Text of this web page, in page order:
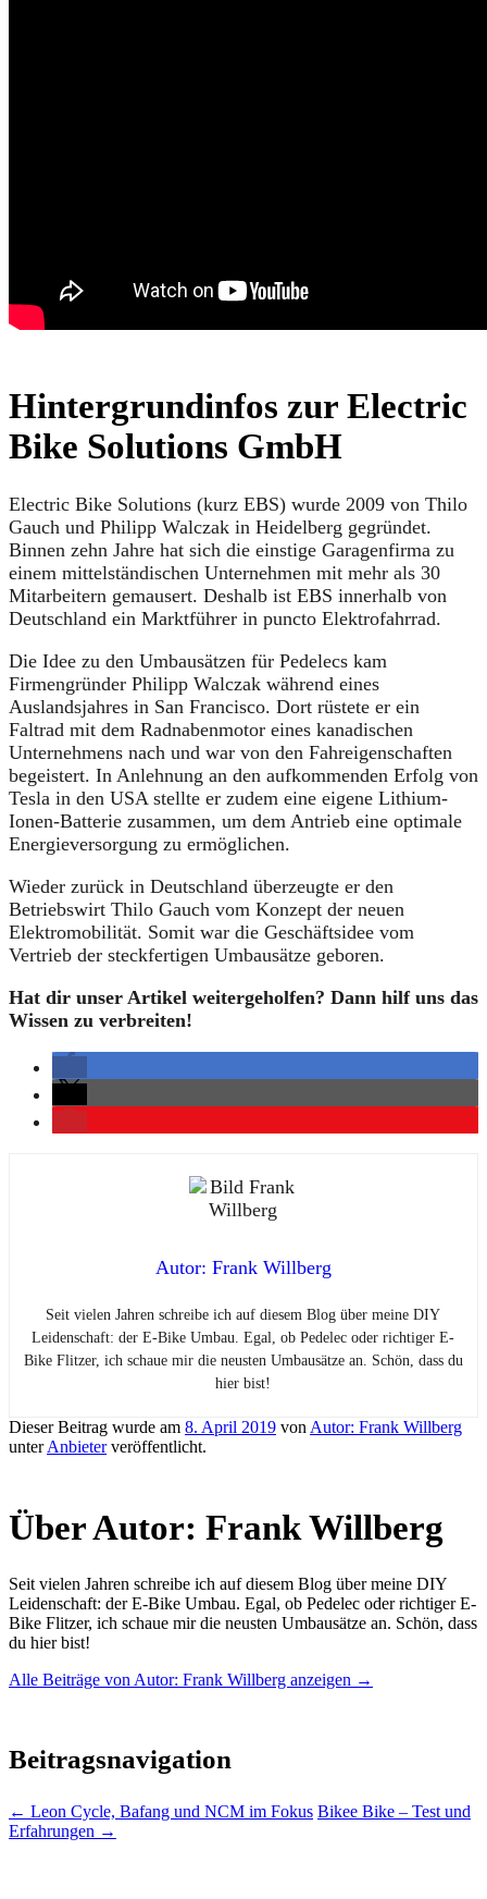
Hintergrundinfos zur Electric
Bike Solutions GmbH
Electric Bike Solutions (kurz EBS) wurde 2009 von Thilo
Gauch und Philipp Walczak in Heidelberg gegründet.
Binnen zehn Jahre hat sich die einstige Garagenfirma zu
einem mittelständischen Unternehmen mit mehr als 30
Mitarbeitern gemausert. Deshalb ist EBS innerhalb von
Deutschland ein Marktführer in puncto Elektrofahrrad.
Die Idee zu den Umbausätzen für Pedelecs kam
Firmengründer Philipp Walczak während eines
Auslandsjahres in San Francisco. Dort rüstete er ein
Faltrad mit dem Radnabenmotor eines kanadischen
Unternehmens nach und war von den Fahreigenschaften
begeistert. In Anlehnung an den aufkommenden Erfolg von
Tesla in den USA stellte er zudem eine eigene Lithium-
Ionen-Batterie zusammen, um dem Antrieb eine optimale
Energieversorgung zu ermöglichen.
Wieder zurück in Deutschland überzeugte er den
Betriebswirt Thilo Gauch vom Konzept der neuen
Elektromobilität. Somit war die Geschäftsidee vom
Vertrieb der steckfertigen Umbausätze geboren.
Hat dir unser Artikel weitergeholfen? Dann hilf uns das
Wissen zu verbreiten!
Autor: Frank Willberg
Seit vielen Jahren schreibe ich auf diesem Blog über meine DIY
Leidenschaft: der E-Bike Umbau. Egal, ob Pedelec oder richtiger E-
Bike Flitzer, ich schaue mir die neusten Umbausätze an. Schön, dass du
hier bist!
Dieser Beitrag wurde am 8. April 2019 von Autor: Frank Willberg
unterAnbieterveröffentlicht.
Über Autor: Frank Willberg
Seit vielen Jahren schreibe ich auf diesem Blog über meine DIY
Leidenschaft: der E-Bike Umbau. Egal, ob Pedelec oder richtiger E-
Bike Flitzer, ich schaue mir die neusten Umbausätze an. Schön, dass
du hier bist!
Alle Beiträge von Autor: Frank Willberg anzeigen →
Beitragsnavigation
← Leon Cycle, Bafang und NCM im Fokus Bikee Bike – Test und
Erfahrungen →